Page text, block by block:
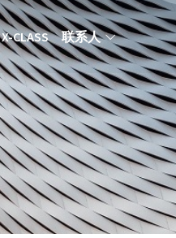
X-CLASS 联系人